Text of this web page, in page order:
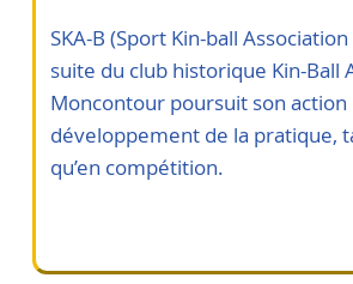
SKA-B (Sport Kin-ball
suite du club historique Kin-Ball
Moncontour poursuit son action
développement de la pratique,
qu’en compétition.